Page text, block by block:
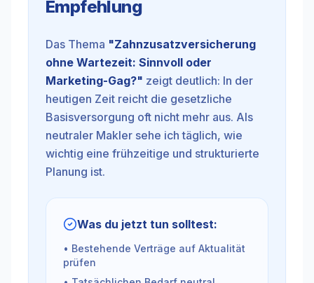
Empfehlung
Das Thema "Zahnzusatzversicherung
ohne Wartezeit: Sinnvoll oder
Marketing-Gag?" zeigt deutlich: In der
heutigen Zeit reicht die gesetzliche
Basisversorgung oft nicht mehr aus. Als
neutraler Makler sehe ich täglich, wie
wichtig eine frühzeitige und strukturierte
Planung ist.
Was du jetzt tun solltest:
• Bestehende Verträge auf Aktualität
prüfen